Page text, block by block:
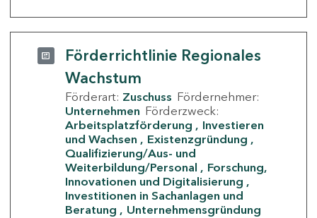
Förderrichtlinie Regionales
Wachstum
Förderart: Zuschuss Fördernehmer:
Unternehmen Förderzweck:
Arbeitsplatzförderung
Investieren
und Wachsen
Existenzgründung
Qualifizierung/Aus- und
Weiterbildung/Personal
Forschung,
Innovationen und Digitalisierung
Investitionen in Sachanlagen und
Beratung
Unternehmensgründung